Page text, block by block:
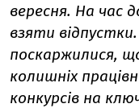
вересня. На час
взяти
поскаржилися,
колишніх
конкурсів на